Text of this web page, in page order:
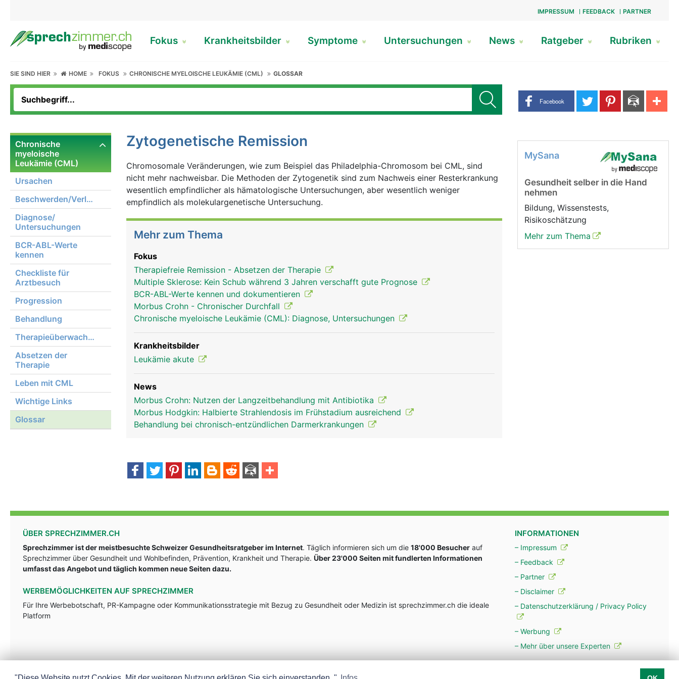
IMPRESSUM FEEDBACK PARTNER
Fokus Krankheitsbilder Symptome Untersuchungen News Ratgeber Rubriken
SIE SIND HIER HOME FOKUS CHRONISCHE MYELOISCHE LEUKÄMIE (CML) GLOSSAR
Share buttons
Facebook
Chronische
myeloische
Leukämie (CML)
Ursachen
Beschwerden/Verlauf
Diagnose/
Untersuchungen
BCR-ABL-Werte
kennen
Checkliste für
Arztbesuch
Progression
Behandlung
Therapieüberwachung
Absetzen der
Therapie
Leben mit CML
Wichtige Links
Glossar
Zytogenetische Remission
Chromosomale Veränderungen, wie zum Beispiel das Philadelphia-Chromosom bei CML, sind
nicht mehr nachweisbar. Die Methoden der Zytogenetik sind zum Nachweis einer Resterkrankung
wesentlich empfindlicher als hämatologische Untersuchungen, aber wesentlich weniger
empfindlich als molekulargenetische Untersuchung.
Mehr zum Thema
Fokus
Therapiefreie Remission - Absetzen der Therapie
Multiple Sklerose: Kein Schub während 3 Jahren verschafft gute Prognose
BCR-ABL-Werte kennen und dokumentieren
Morbus Crohn - Chronischer Durchfall
Chronische myeloische Leukämie (CML): Diagnose, Untersuchungen
Krankheitsbilder
Leukämie akute
News
Morbus Crohn: Nutzen der Langzeitbehandlung mit Antibiotika
Morbus Hodgkin: Halbierte Strahlendosis im Frühstadium ausreichend
Behandlung bei chronisch-entzündlichen Darmerkrankungen
MySana
Gesundheit selber in die Hand
nehmen
Bildung, Wissenstests,
Risikoschätzung
Mehr zum Thema
ÜBER SPRECHZIMMER.CH
Sprechzimmer ist der meistbesuchte Schweizer Gesundheitsratgeber im Internet. Täglich informieren sich um die 18'000 Besucher auf
Sprechzimmer über Gesundheit und Wohlbefinden, Prävention, Krankheit und Therapie. Über 23'000 Seiten mit fundlerten Informationen
umfasst das Angebot und täglich kommen neue Seiten dazu.
WERBEMÖGLICHKEITEN AUF SPRECHZIMMER
Für Ihre Werbebotschaft, PR-Kampagne oder Kommunikationsstrategie mit Bezug zu Gesundheit oder Medizin ist sprechzimmer.ch die ideale
Platform
INFORMATIONEN
– Impressum
– Feedback
– Partner
– Disclaimer
– Datenschutzerklärung / Privacy Policy
– Werbung
– Mehr über unsere Experten